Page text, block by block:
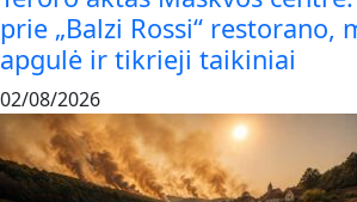
prie „Balzi Rossi“ restorano,
apgulė ir tikrieji taikiniai
02/08/2026